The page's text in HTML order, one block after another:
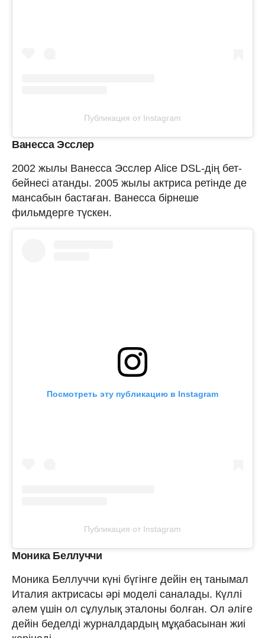
Публикация от Instagram
Ванесса Эсслер
2002 жылы Ванесса Эсслер Alice DSL-дің бет-
бейнесі атанды. 2005 жылы актриса ретінде де
мансабын бастаған. Ванесса бірнеше
фильмдерге түскен.
Посмотреть эту публикацию в Instagram
Публикация от Instagram
Моника Беллуччи
Моника Беллуччи күні бүгінге дейін ең танымал
Италия актрисасы әрі моделі саналады. Күллі
әлем үшін ол сұлулық эталоны болған. Ол әліге
дейін беделді журналдардың мұқабасынан жиі